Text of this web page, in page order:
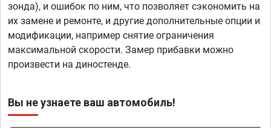
зонда), и ошибок по ним, что позволяет сэкономить на
их замене и ремонте, и другие дополнительные опции и
модификации, например снятие ограничения
максимальной скорости. Замер прибавки можно
произвести на диностенде.
Вы не узнаете ваш автомобиль!